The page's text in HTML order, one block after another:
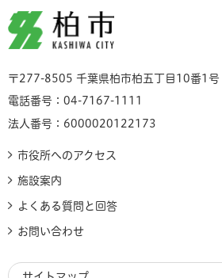
柏市
〒277-8505 千葉県柏市柏五丁目10番1号
電話番号：04-7167-1111
法人番号：6000020122173
市役所へのアクセス
施設案内
よくある質問と回答
お問い合わせ